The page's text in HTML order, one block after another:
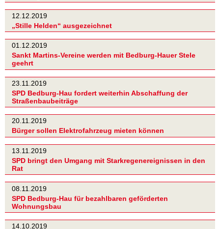
12.12.2019
„Stille Helden“ ausgezeichnet
01.12.2019
Sankt Martins-Vereine werden mit Bedburg-Hauer Stele
geehrt
23.11.2019
SPD Bedburg-Hau fordert weiterhin Abschaffung der
Straßenbaubeiträge
20.11.2019
Bürger sollen Elektrofahrzeug mieten können
13.11.2019
SPD bringt den Umgang mit Starkregenereignissen in den
Rat
08.11.2019
SPD Bedburg-Hau für bezahlbaren geförderten
Wohnungsbau
14.10.2019